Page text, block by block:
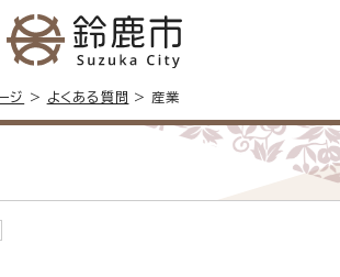
ジ > よくある質問 > 産業